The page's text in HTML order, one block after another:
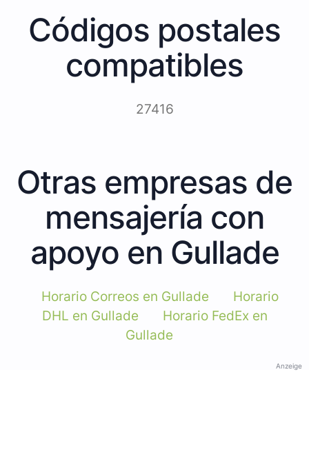
Códigos postales
compatibles
27416
Otras empresas de
mensajería con
apoyo en Gullade
Horario Correos en Gullade
Horario
DHL en Gullade
Horario FedEx en
Gullade
Anzeige